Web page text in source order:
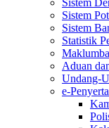
Sistem
Sistem
Sistem
Statistik
Aduan
Undang-
e-